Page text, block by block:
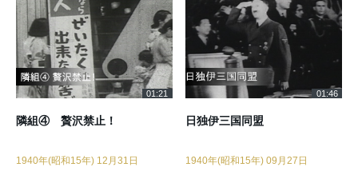
01:21
隣組④ 贅沢禁止！
1940年(昭和15年) 12月31日
01:46
日独伊三国同盟
1940年(昭和15年) 09月27日